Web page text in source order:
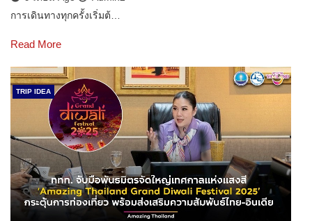
การเดินทางทุกครั้งเริ่มต้…
Read More
TRIP IDEA